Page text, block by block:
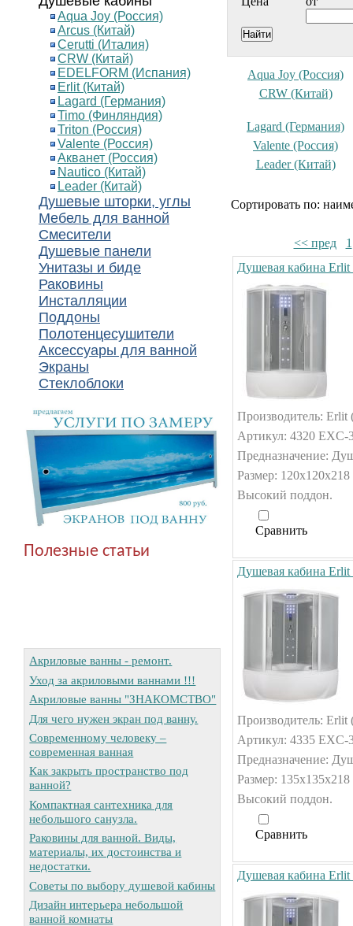
Aqua Joy (Россия)
Arcus (Китай)
Cerutti (Италия)
CRW (Китай)
EDELFORM (Испания)
Erlit (Китай)
Lagard (Германия)
Timo (Финляндия)
Triton (Россия)
Valente (Россия)
Акванет (Россия)
Nautico (Китай)
Leader (Китай)
Душевые шторки, углы
Мебель для ванной
Смесители
Душевые панели
Унитазы и биде
Раковины
Инсталляции
Поддоны
Полотенцесушители
Аксессуары для ванной
Экраны
Стеклоблоки
Полезные статьи
Акриловые ванны - ремонт.
Уход за акриловыми ваннами !!!
Акриловые ванны "ЗНАКОМСТВО"
Для чего нужен экран под ванну.
Современному человеку –
современная ванная
Как закрыть пространство под
ванной?
Компактная сантехника для
небольшого санузла.
Раковины для ванной. Виды,
материалы, их достоинства и
недостатки.
Советы по выбору душевой кабины
Дизайн интерьера небольшой
ванной комнаты
Aqua Joy (Россия)
CRW (Китай)
Lagard (Германия)
Valente (Россия)
Leader (Китай)
Сортировать по:
<< пред
1
Душевая кабина
Производитель: Erlit
Артикул: 4320 EXC-
Предназначение:
Размер: 120x120x218
Высокий поддон.
Сравнить
Душевая кабина
Производитель: Erlit
Артикул: 4335 EXC-
Предназначение:
Размер: 135x135x218
Высокий поддон.
Сравнить
Душевая кабина